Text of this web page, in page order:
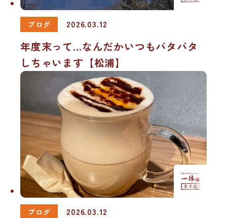
ブログ 2026.03.12
年度末って…なんだかいつもバタバタ
しちゃいます【松浦】
ブログ 2026.03.12